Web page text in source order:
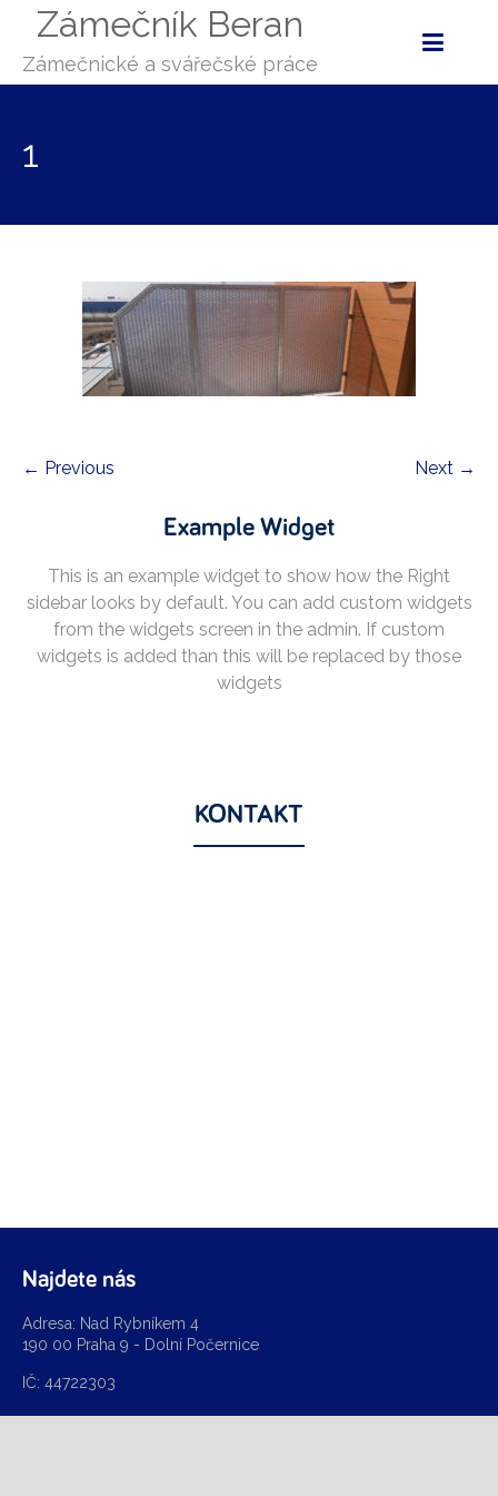
Zámečník Beran
Zámečnické a svářečské práce
1
← Previous Next →
Example Widget
This is an example widget to show how the Right
sidebar looks by default. You can add custom widgets
from the widgets screen in the admin. If custom
widgets is added than this will be replaced by those
widgets
KONTAKT
Najdete nás
Adresa: Nad Rybníkem 4
190 00 Praha 9 - Dolní Počernice
IČ: 44722303